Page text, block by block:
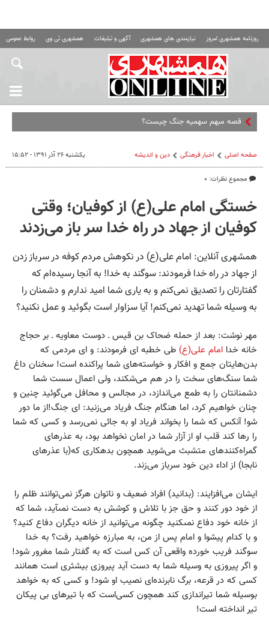
روزنامه همشهری امروز نیازمندی های همشهری آگهی و تبلیغات همشهری تی وی روابط عمومی
قصه مبهم سهمیه جنگ چیست؟
صفحه اصلی اخبار فرهنگی دین و اندیشه
مجموع نظرات: ۰
یکشنبه ۲۶ آذر ۱۳۹۱ - ۱۵:۵۲
خستگی امام علی(ع) از کوفیان؛ وقتی
کوفیان از جهاد در راه خدا سر باز می‌زدند
همشهری آنلاین: امام علی(ع) در نکوهش مردم کوفه در سرباز زدن
از جهاد در راه خدا فرمودند: سوگند به خدا! به آنجا رسیده‏‌ام که
گفتارتان را تصدیق نمی‌کنم و به یارى شما امید ندارم ‏و دشمنان را
به وسیله شما تهدید نمی‌کنم! آیا سزاوار است ‏بگوئید و عمل نکنید؟
مهر نوشت: بعد از حمله ضحاک بن قیس ـ دوست معاویه ـ بر حجاج
خانه خدا امام علی(ع) طی خطبه ای فرمودند: و اى مردمى که
بدن‌هایتان جمع و افکار و خواسته‏‌هاى شما پراکنده است! سخنان ‏داغ
شما سنگ‌هاى سخت را در هم می‌شکند، ولى اعمال سست‏ شما
دشمنانتان را به طمع می‌اندازد، در مجالس و محافل می‌گوئید چنین و
چنان خواهیم کرد، اما هنگام جنگ فریاد می‌زنید: اى جنگ!از ما دور
شو! آنکس که شما را بخواند فریاد او به جائى نمی‌رسد و کسى که شما
را رها کند قلب او از آزار شما در امان نخواهد بود، به عذرهاى
گمراه‏‌کننده‏اى متشبث می‌شوید همچون بدهکارى که(با عذرهاى
نابجا) از اداء دین خود سرباز می‌زند.
ایشان می‌افزایند: (بدانید) افراد ضعیف و ناتوان هرگز نمی‌توانند ظلم را
از خود دور کنند و حق جز با تلاش و کوشش به دست نمى‏آید، شما که
از خانه خود دفاع نمى‏کنید چگونه می‌توانید از خانه دیگران دفاع کنید؟
و با کدام پیشوا و امام پس از من، به مبارزه خواهید رفت؟ به ‏خدا
سوگند فریب خورده واقعى آن کس است که به گفتار شما مغرور شود!
و اگر پیروزى به وسیله شما به دست آید پیروزى بیشثرى است همانند
کسى که در قرعه، برگ ‏نابرنده‏‌اى نصیب او شود! و کسى که به خواهد
بوسیله شما تیراندازى کند همچون کسی‌است که با تیرهاى بى پیکان
تیر انداخته است!